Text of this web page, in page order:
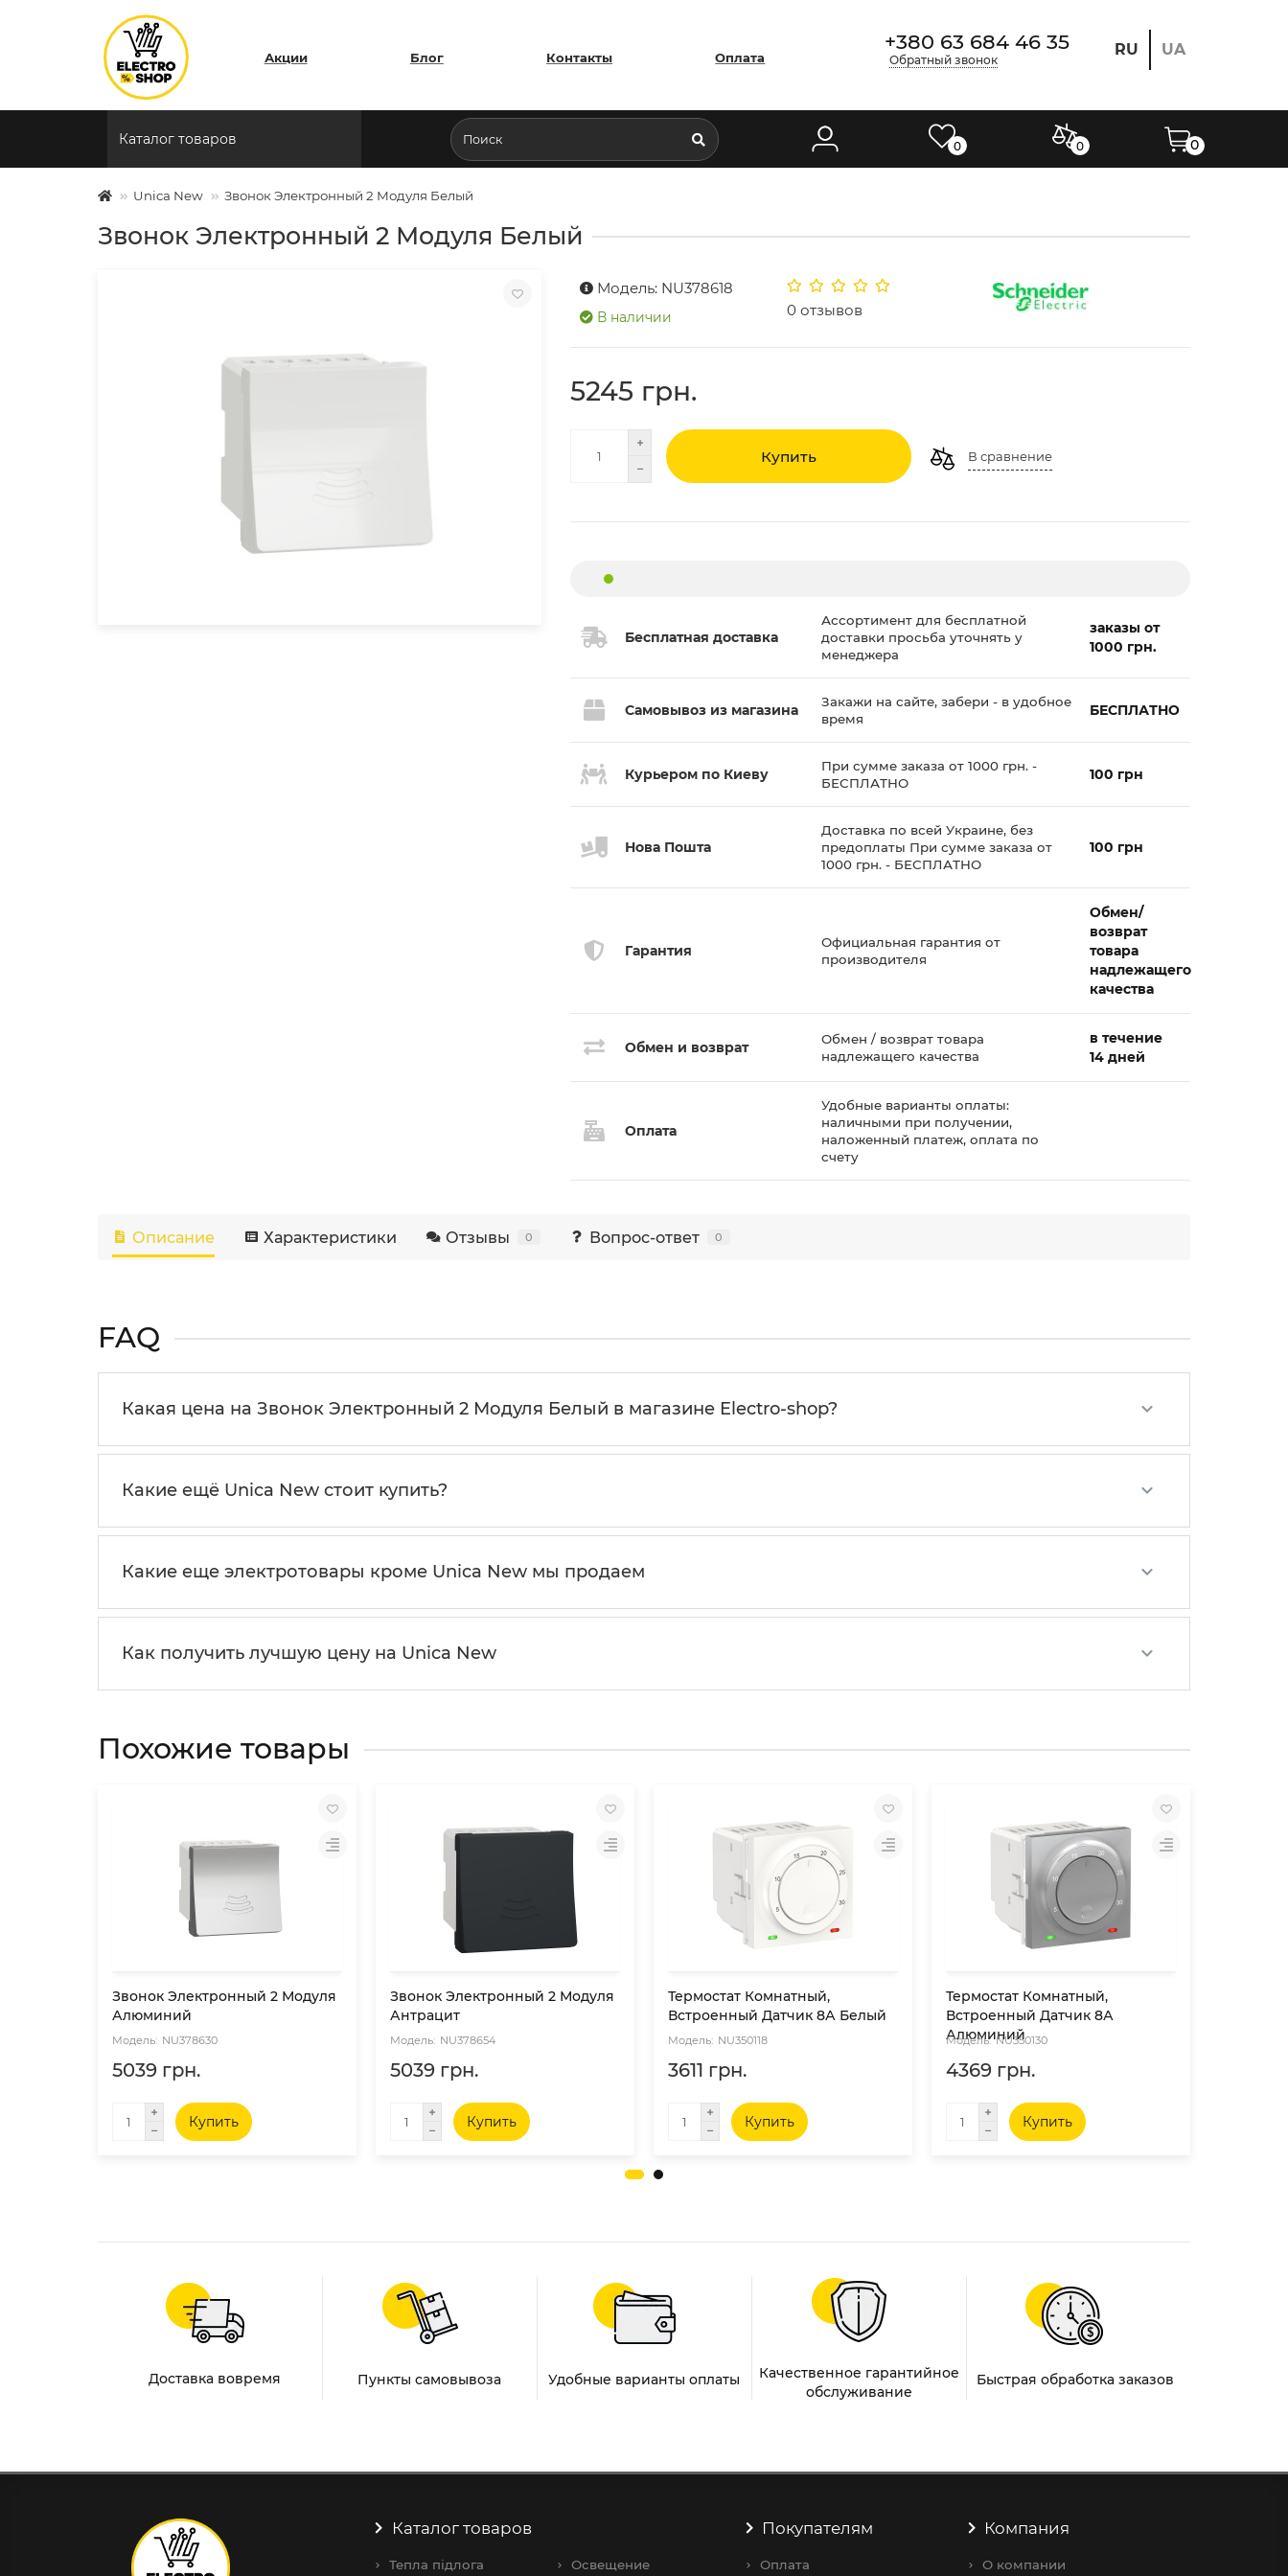
Акции Блог Контакты Оплата
+380 63 684 46 35
Обратный звонок
RU UA
Каталог товаров 0 0 0
Unica New Звонок Электронный 2 Модуля Белый
Звонок Электронный 2 Модуля Белый
Модель: NU378618
В наличии 0 отзывов
5245 грн.
Купить В сравнение
Бесплатная доставка
Ассортимент для бесплатной
доставки просьба уточнять у
менеджера
заказы от
1000 грн.
Самовывоз из магазина
Закажи на сайте, забери - в удобное
время
БЕСПЛАТНО
Курьером по Киеву
При сумме заказа от 1000 грн. -
БЕСПЛАТНО
100 грн
Нова Пошта
Доставка по всей Украине, без
предоплаты При сумме заказа от
1000 грн. - БЕСПЛАТНО
100 грн
Гарантия
Официальная гарантия от
производителя
Обмен/
возврат
товара
надлежащего
качества
Обмен и возврат
Обмен / возврат товара
надлежащего качества
в течение
14 дней
Оплата
Удобные варианты оплаты:
наличными при получении,
наложенный платеж, оплата по
счету
Описание Характеристики Отзывы 0 Вопрос-ответ 0
FAQ
Какая цена на Звонок Электронный 2 Модуля Белый в магазине Electro-shop?
Какие ещё Unica New стоит купить?
Какие еще электротовары кроме Unica New мы продаем
Как получить лучшую цену на Unica New
Похожие товары
Звонок Электронный 2 Модуля
Алюминий
NU378630
5039 грн.
Купить
Звонок Электронный 2 Модуля
Антрацит
NU378654
5039 грн.
Купить
Термостат Комнатный,
Встроенный Датчик 8А Белый
NU350118
3611 грн.
Купить
Термостат Комнатный,
Встроенный Датчик 8А
Алюминий
NU350130
4369 грн.
Купить
Доставка вовремя Пункты самовывоза Удобные варианты оплаты
Качественное гарантийное
обслуживание
Быстрая обработка заказов
Каталог товаров
Тепла підлога Освещение
Покупателям
Оплата
Компания
О компании